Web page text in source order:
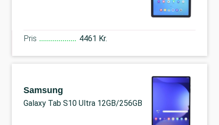
Pris 4461 Kr.
Samsung
Galaxy Tab S10 Ultra 12GB/256GB